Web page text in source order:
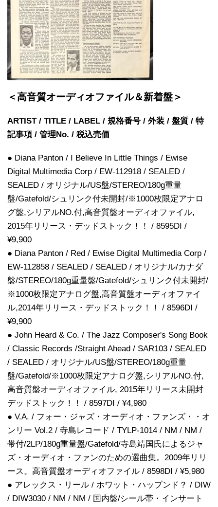
＜高音質オーディオファイル＆新着盤＞
ARTIST / TITLE / LABEL / 規格番号 / 外装 / 盤質 / 特
記事項 / 管理No. / 税込売価
● Diana Panton / I Believe In Little Things / Ewise
Digital Multimedia Corp / EW-112918 / SEALED /
SEALED / オリジナル/US盤/STEREO/180g重量
盤/Gatefold/シュリンク付未開封/※1000枚限定アナロ
グ盤,シリアルNO.付,高音質盤オーディオファイル,
2015年リリース・デッドストック！！ / 8595DI /
¥9,900
● Diana Panton / Red / Ewise Digital Multimedia Corp /
EW-112858 / SEALED / SEALED / オリジナル/カナダ
盤/STEREO/180g重量盤/Gatefold/シュリンク付未開封/
※1000枚限定アナログ盤,高音質盤オーディオファイ
ル,2014年リリース・デッドストック！！ / 8596DI /
¥9,900
● John Heard & Co. / The Jazz Composer's Song Book
/ Classic Records /Straight Ahead / SAR103 / SEALED
/ SEALED / オリジナル/US盤/STEREO/180g重量
盤/Gatefold/※1000枚限定アナログ盤,シリアルNO.付,
高音質盤オーディオファイル, 2015年リリース未開封
デッドストック！！ / 8597DI / ¥4,980
● V.A. / フォー・ジャズ・オーディオ・ファンズ・・オ
ンリー Vol.2 / 寺島レコード / TYLP-1014 / NM / NM /
帯付/2LP/180g重量盤/Gatefold/寺島靖国氏によるジャ
ズ・オーディオ・ファンのための選曲集。2009年リリ
ース。高音質盤オーディオファイル / 8598DI / ¥5,980
● アレックス・リール / ホワット・ハップンド？ / DIW
/ DIW3030 / NM / NM / 国内盤/シール帯・インサート